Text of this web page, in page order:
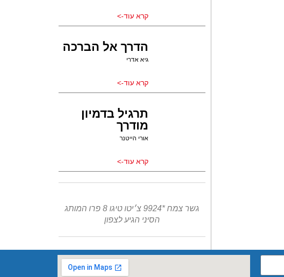
קרא עוד->
הדרך אל הברכה
גיא אדרי
קרא עוד->
תרגיל בדמיון
מודרך
אורי הייטנר
קרא עוד->
גשר צמח *9924 צ׳יטו טיגו 8 פרו המותג
הסיני הגיע לצפון